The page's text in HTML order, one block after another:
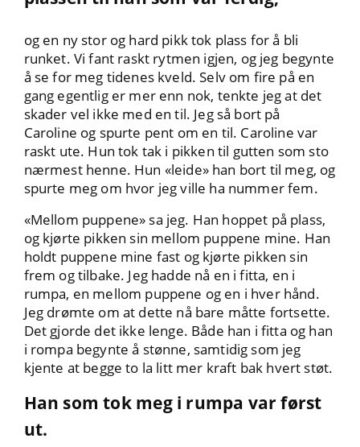
og en ny stor og hard pikk tok plass for å bli
runket. Vi fant raskt rytmen igjen, og jeg begynte
å se for meg tidenes kveld. Selv om fire på en
gang egentlig er mer enn nok, tenkte jeg at det
skader vel ikke med en til. Jeg så bort på
Caroline og spurte pent om en til. Caroline var
raskt ute. Hun tok tak i pikken til gutten som sto
nærmest henne. Hun «leide» han bort til meg, og
spurte meg om hvor jeg ville ha nummer fem.
«Mellom puppene» sa jeg. Han hoppet på plass,
og kjørte pikken sin mellom puppene mine. Han
holdt puppene mine fast og kjørte pikken sin
frem og tilbake. Jeg hadde nå en i fitta, en i
rumpa, en mellom puppene og en i hver hånd.
Jeg drømte om at dette nå bare måtte fortsette.
Det gjorde det ikke lenge. Både han i fitta og han
i rompa begynte å stønne, samtidig som jeg
kjente at begge to la litt mer kraft bak hvert støt.
Han som tok meg i rumpa var først
ut.